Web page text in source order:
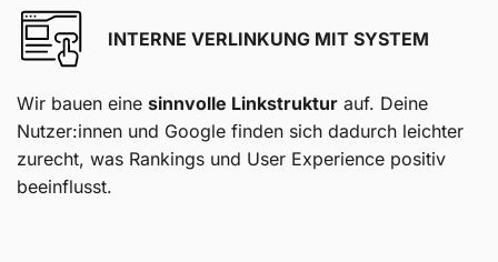
INTERNE VERLINKUNG MIT SYSTEM
Wir bauen eine sinnvolle Linkstruktur auf. Deine
Nutzer:innen und Google finden sich dadurch leichter
zurecht, was Rankings und User Experience positiv
beeinflusst.